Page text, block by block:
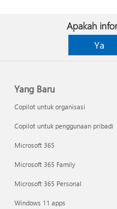
Apakah
Ya
Yang Baru
Copilot untuk organisasi
Copilot untuk penggunaan pribadi
Microsoft 365
Microsoft 365 Family
Microsoft 365 Personal
Windows 11 apps